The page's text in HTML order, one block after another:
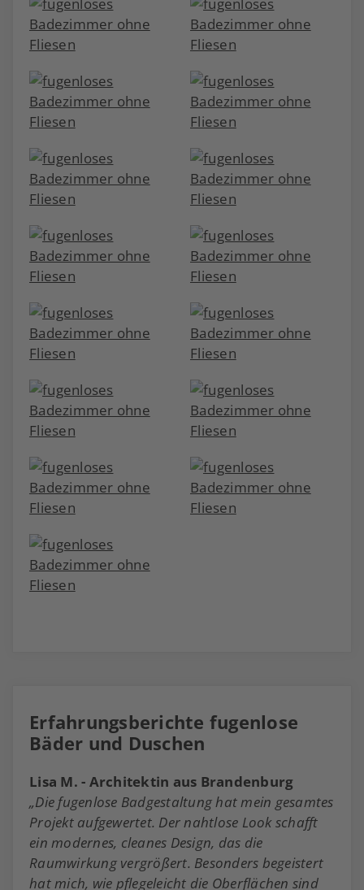
Erfahrungsberichte fugenlose
Bäder und Duschen
Lisa M. - Architektin aus Brandenburg
„Die fugenlose Badgestaltung hat mein gesamtes
Projekt aufgewertet. Der nahtlose Look schafft
ein modernes, cleanes Design, das die
Raumwirkung vergrößert. Besonders begeistert
hat mich, wie pflegeleicht die Oberflächen sind